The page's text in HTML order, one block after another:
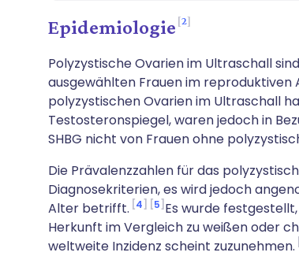
Epidemiologie 2
Polyzystische Ovarien im Ultraschall
ausgewählten Frauen im
polyzystischen Ovarien im Ultraschall
Testosteronspiegel, waren jedoch in
SHBG nicht von Frauen ohne
Die Prävalenzzahlen für das
Diagnosekriterien, es wird jedoch
Alter betrifft. 4 5 Es wurde
Herkunft im Vergleich zu weißen oder
weltweite Inzidenz scheint zuzunehmen.